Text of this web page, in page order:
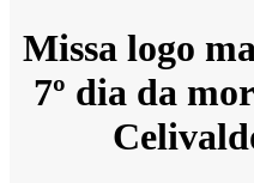
Missa logo
7º dia da